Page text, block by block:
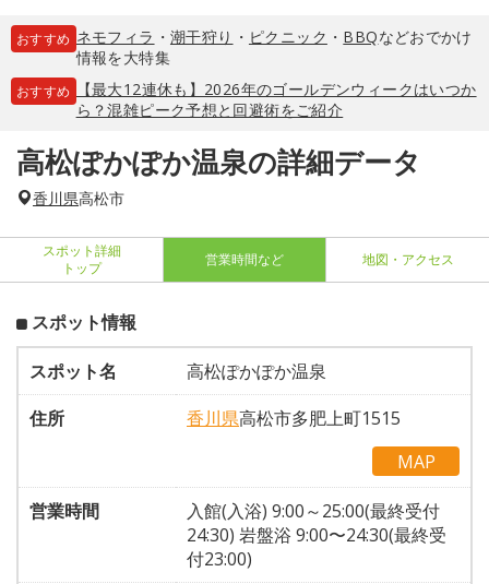
おすすめ ネモフィラ ・ 潮干狩り ・ ピクニック ・ BBQなどおでかけ
情報を大特集
おすすめ
【最大12連休も】2026年のゴールデンウィークはいつか
ら？混雑ピーク予想と回避術をご紹介
高松ぽかぽか温泉の詳細データ
香川県高松市
スポット詳細
トップ
営業時間など 地図・アクセス
スポット情報
スポット名
高松ぽかぽか温泉
住所
香川県高松市多肥上町1515
MAP
営業時間
入館(入浴) 9:00～25:00(最終受付
24:30) 岩盤浴 9:00〜24:30(最終受
付23:00)